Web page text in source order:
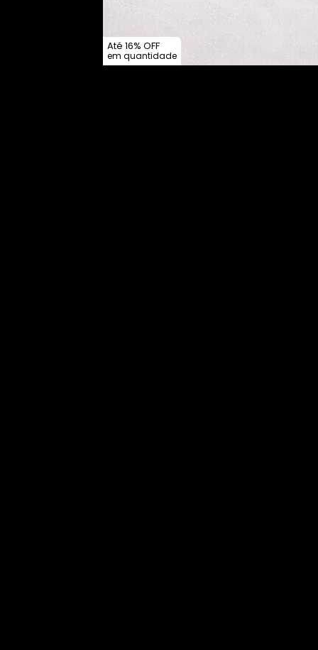
Até 16% OFF
em quantidade